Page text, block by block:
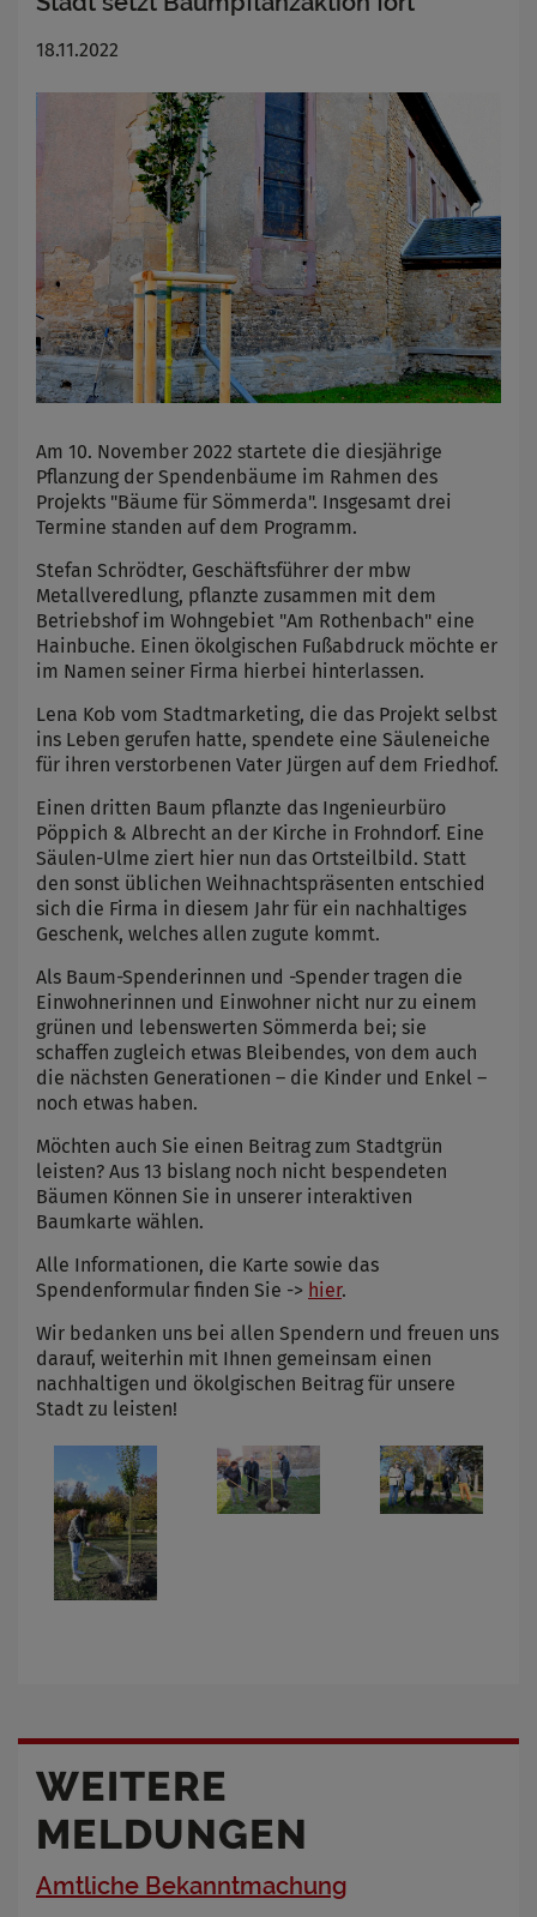
18.11.2022
Am 10. November 2022 startete die diesjährige
Pflanzung der Spendenbäume im Rahmen des
Projekts "Bäume für Sömmerda". Insgesamt drei
Termine standen auf dem Programm.
Stefan Schrödter, Geschäftsführer der mbw
Metallveredlung, pflanzte zusammen mit dem
Betriebshof im Wohngebiet "Am Rothenbach" eine
Hainbuche. Einen ökolgischen Fußabdruck möchte er
im Namen seiner Firma hierbei hinterlassen.
Lena Kob vom Stadtmarketing, die das Projekt selbst
ins Leben gerufen hatte, spendete eine Säuleneiche
für ihren verstorbenen Vater Jürgen auf dem Friedhof.
Einen dritten Baum pflanzte das Ingenieurbüro
Pöppich & Albrecht an der Kirche in Frohndorf. Eine
Säulen-Ulme ziert hier nun das Ortsteilbild. Statt
den sonst üblichen Weihnachtspräsenten entschied
sich die Firma in diesem Jahr für ein nachhaltiges
Geschenk, welches allen zugute kommt.
Als Baum-Spenderinnen und -Spender tragen die
Einwohnerinnen und Einwohner nicht nur zu einem
grünen und lebenswerten Sömmerda bei; sie
schaffen zugleich etwas Bleibendes, von dem auch
die nächsten Generationen – die Kinder und Enkel –
noch etwas haben.
Möchten auch Sie einen Beitrag zum Stadtgrün
leisten? Aus 13 bislang noch nicht bespendeten
Bäumen Können Sie in unserer interaktiven
Baumkarte wählen.
Alle Informationen, die Karte sowie das
Spendenformular finden Sie -> hier.
Wir bedanken uns bei allen Spendern und freuen uns
darauf, weiterhin mit Ihnen gemeinsam einen
nachhaltigen und ökolgischen Beitrag für unsere
Stadt zu leisten!
WEITERE
MELDUNGEN
Amtliche Bekanntmachung